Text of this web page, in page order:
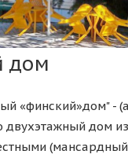
дом
«финский»дом" -
двухэтажный дом